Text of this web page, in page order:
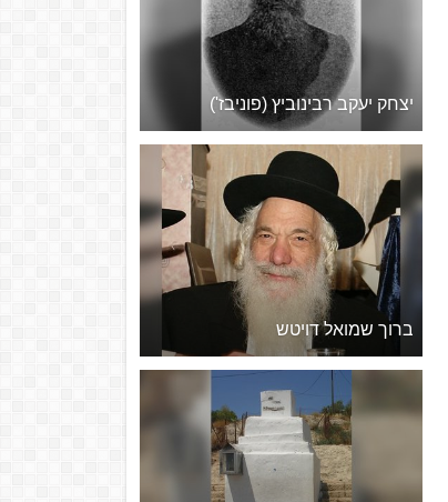
יצחק יעקב רבינוביץ (פוניבז')
ברוך שמואל דויטש